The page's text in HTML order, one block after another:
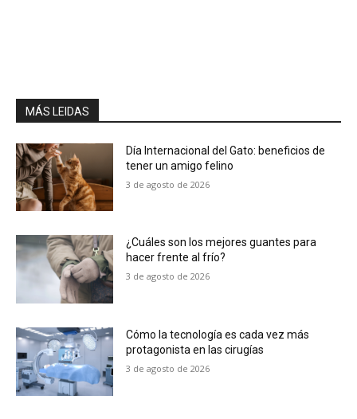
MÁS LEIDAS
Día Internacional del Gato: beneficios de
tener un amigo felino
3 de agosto de 2026
¿Cuáles son los mejores guantes para
hacer frente al frío?
3 de agosto de 2026
Cómo la tecnología es cada vez más
protagonista en las cirugías
3 de agosto de 2026